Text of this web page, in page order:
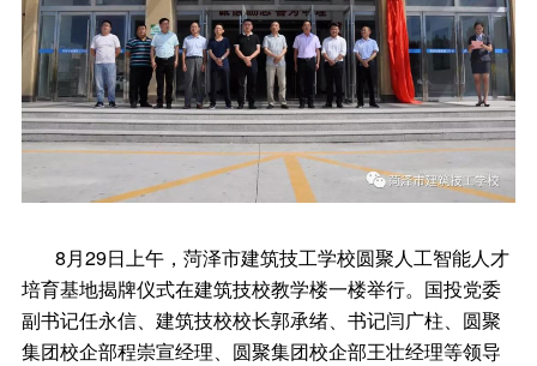
8月29日上午，菏泽市建筑技工学校圆聚人工智能人才
培育基地揭牌仪式在建筑技校教学楼一楼举行。国投党委
副书记任永信、建筑技校校长郭承绪、书记闫广柱、圆聚
集团校企部程崇宣经理、圆聚集团校企部王壮经理等领导